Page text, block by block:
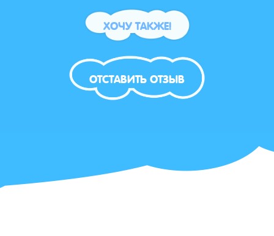
ХОЧУ ТАКЖЕ!
ОТСТАВИТЬ ОТЗЫВ